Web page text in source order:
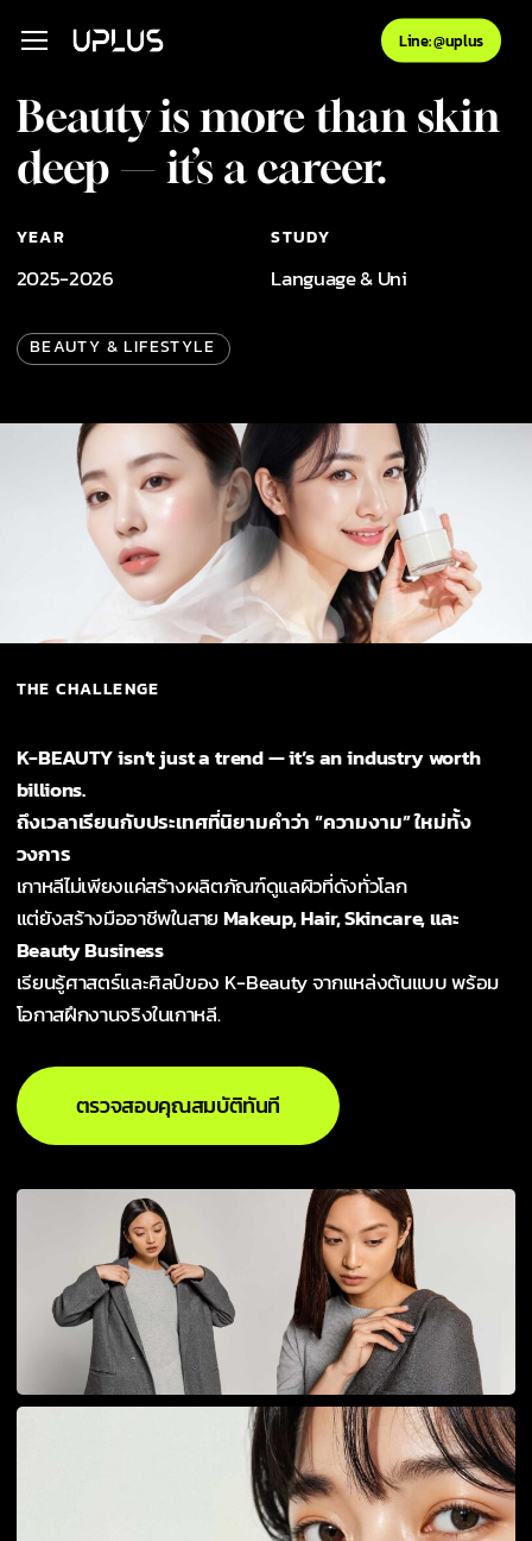
content
Menu Line: @uplus
Beauty is more than skin
deep — it’s a career.
YEAR
2025-2026
STUDY
Language & Uni
BEAUTY & LIFESTYLE
THE CHALLENGE
K-BEAUTY isn’t just a trend — it’s an industry worth
billions.
ถึงเวลาเรียนกับประเทศที่นิยามคำว่า “ความงาม” ใหม่ทั้ง
วงการ
เกาหลีไม่เพียงแค่สร้างผลิตภัณฑ์ดูแลผิวที่ดังทั่วโลก
แต่ยังสร้างมืออาชีพในสายMakeup, Hair, Skincare, และ
Beauty Business
เรียนรู้ศาสตร์และศิลป์ของ K-Beauty จากแหล่งต้นแบบ พร้อม
โอกาสฝึกงานจริงในเกาหลี.
ตรวจสอบคุณสมบัติทันที